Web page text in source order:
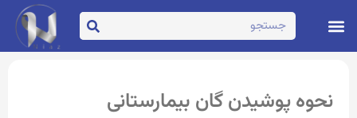
نحوه پوشیدن گان بیمارستانی